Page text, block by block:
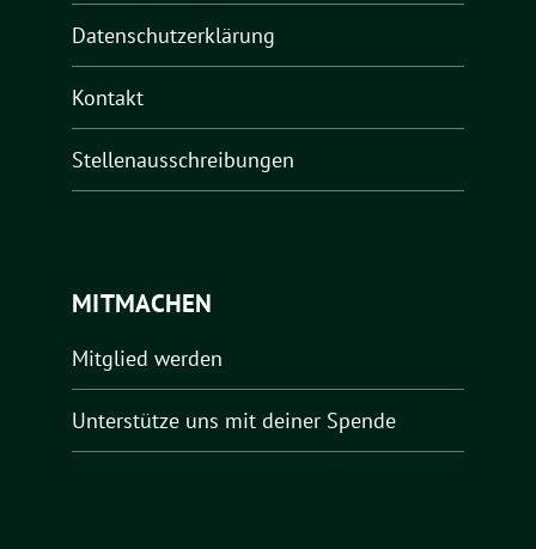
Datenschutzerklärung
Kontakt
Stellenausschreibungen
MITMACHEN
Mitglied werden
Unterstütze uns mit deiner Spende